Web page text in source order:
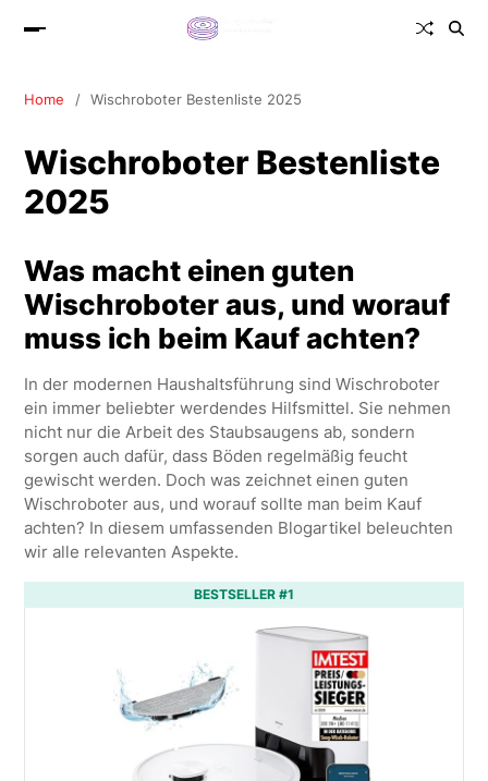
Home Wischroboter Bestenliste 2025
Wischroboter Bestenliste
2025
Was macht einen guten
Wischroboter aus, und worauf
muss ich beim Kauf achten?
In der modernen Haushaltsführung sind Wischroboter
ein immer beliebter werdendes Hilfsmittel. Sie nehmen
nicht nur die Arbeit des Staubsaugens ab, sondern
sorgen auch dafür, dass Böden regelmäßig feucht
gewischt werden. Doch was zeichnet einen guten
Wischroboter aus, und worauf sollte man beim Kauf
achten? In diesem umfassenden Blogartikel beleuchten
wir alle relevanten Aspekte.
BESTSELLER #1